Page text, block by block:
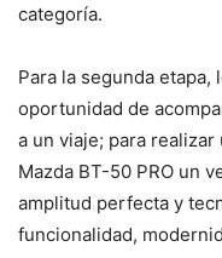
categoría.
Para la segunda
oportunidad de
a un viaje; para
Mazda BT-50 PRO un
amplitud perfecta y
funcionalidad,